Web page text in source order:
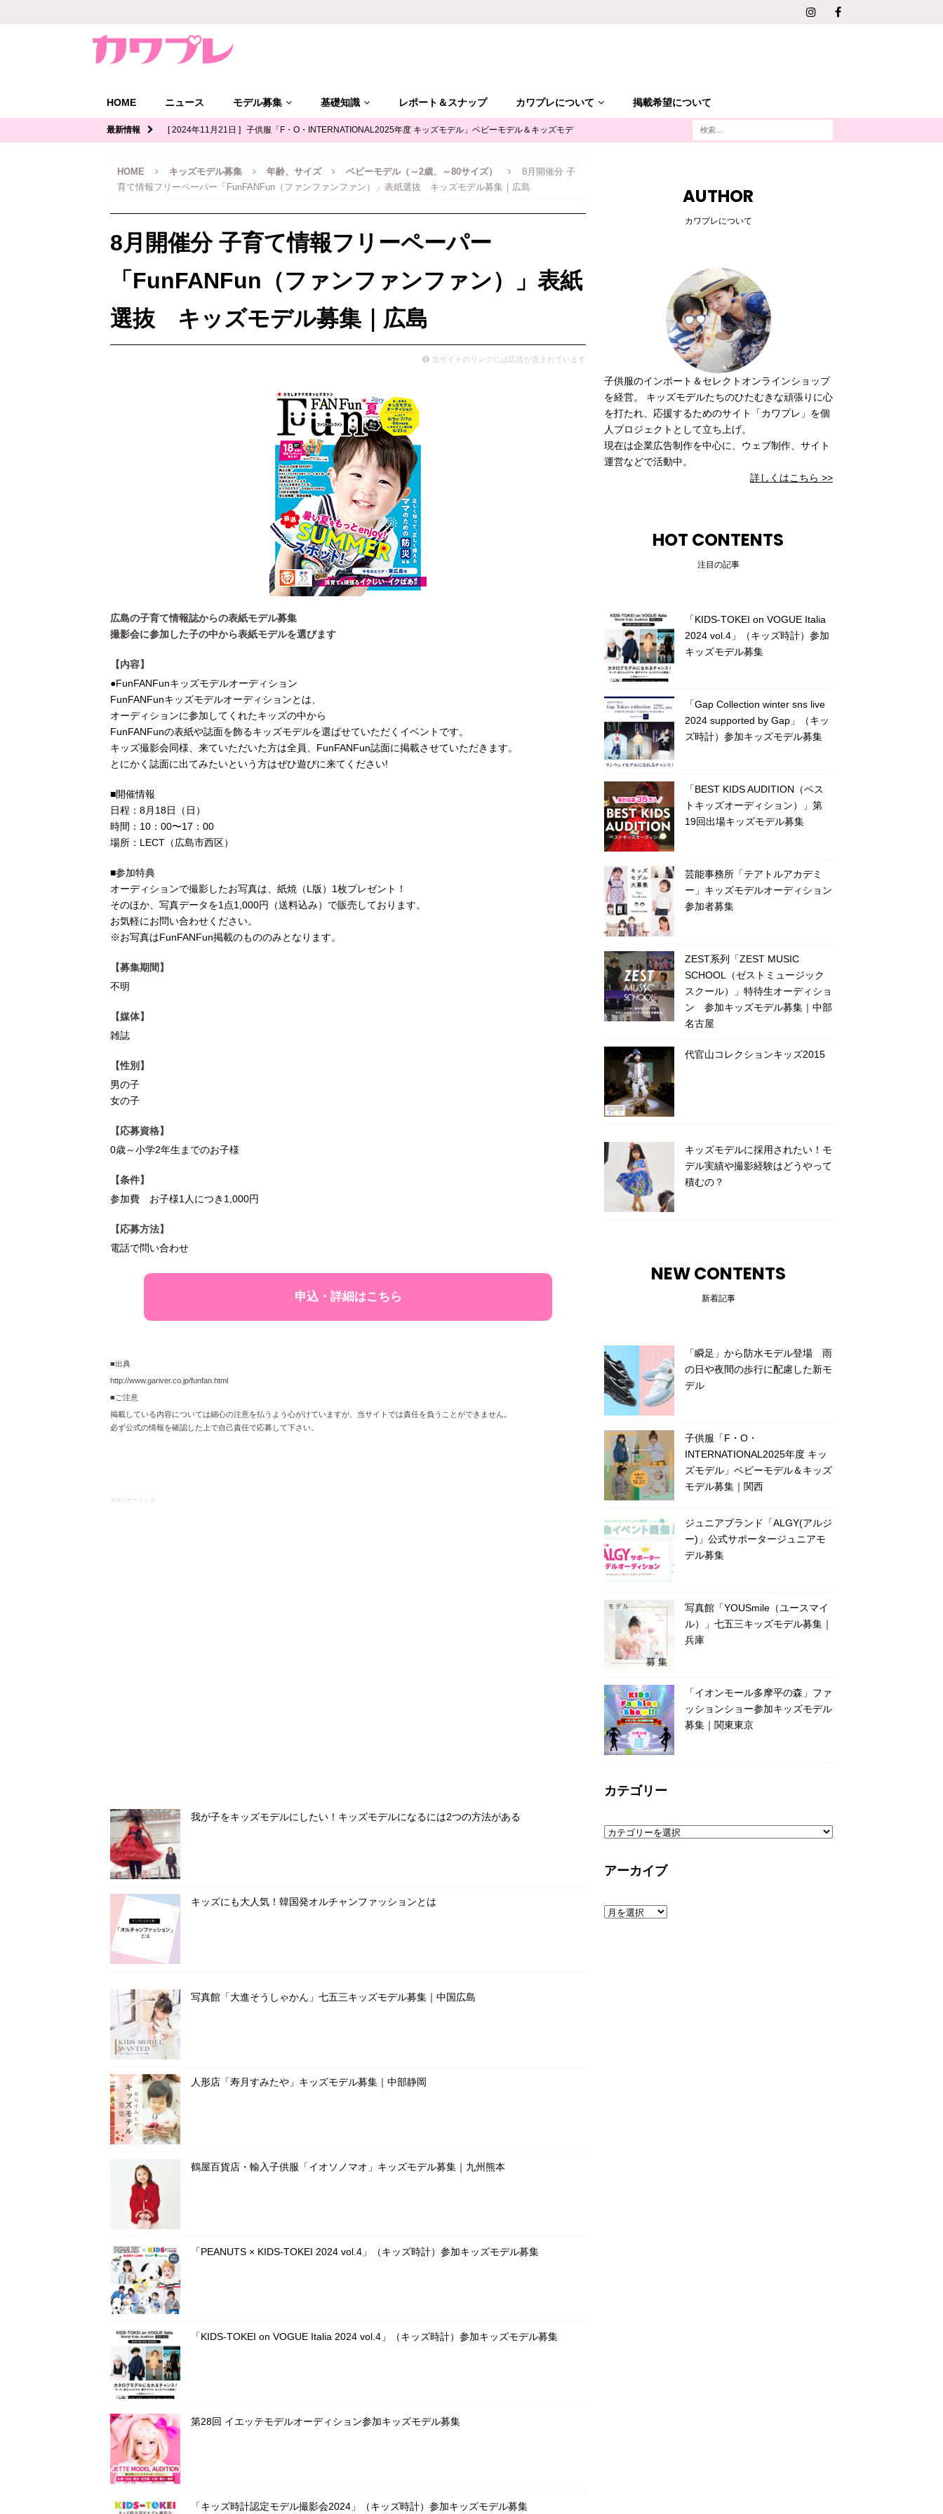
HOME ニュース モデル募集 基礎知識 レポート＆スナップ カワプレについて 掲載希望について
最新情報 [ 2024年11月21日 ] 子供服「F・O・INTERNATIONAL2025年度 キッズモデル」ベビーモデル＆キッズモデ
[ 2024年11月12日 ] ジュニアブランド「ALGY(アルジー)」公式サポータージュニアモデル募集 キッズモ
ル募集
[ 2024年11月8日 ] 「イオンモール多摩平の森」ファッションショー参加キッズモデル募集｜関東東京 キ
[ 2026年3月12日 ] 「瞬足」から防水モデル登場 雨の日や夜間の歩行に配慮した新モデル
HOME キッズモデル募集 年齢、サイズ ベビーモデル（～2歳、～80サイズ）
8月開催分 子
育て情報フリーペーパー「FunFANFun（ファンファンファン）」表紙選抜 キッズモデル募集｜広島
8月開催分 子育て情報フリーペーパー
「FunFANFun（ファンファンファン）」表紙
選抜 キッズモデル募集｜広島
当サイトのリンクには広告が含まれています
広島の子育て情報誌からの表紙モデル募集
撮影会に参加した子の中から表紙モデルを選びます
【内容】
●FunFANFunキッズモデルオーディション
FunFANFunキッズモデルオーディションとは、
オーディションに参加してくれたキッズの中から
FunFANFunの表紙や誌面を飾るキッズモデルを選ばせていただくイベントです。
キッズ撮影会同様、来ていただいた方は全員、FunFANFun誌面に掲載させていただきます。
とにかく誌面に出てみたいという方はぜひ遊びに来てください!
■開催情報
日程：8月18日（日）
時間：10：00〜17：00
場所：LECT（広島市西区）
■参加特典
オーディションで撮影したお写真は、紙焼（L版）1枚プレゼント！
そのほか、写真データを1点1,000円（送料込み）で販売しております。
お気軽にお問い合わせください。
※お写真はFunFANFun掲載のもののみとなります。
【募集期間】
不明
【媒体】
雑誌
【性別】
男の子
女の子
【応募資格】
0歳～小学2年生までのお子様
【条件】
参加費 お子様1人につき1,000円
【応募方法】
電話で問い合わせ
申込・詳細はこちら
■出典
http://www.gariver.co.jp/funfan.html
■ご注意
掲載している内容については細心の注意を払うよう心がけていますが、当サイトでは責任を負うことができません。
必ず公式の情報を確認した上で自己責任で応募して下さい。
スポンサーリンク
我が子をキッズモデルにしたい！キッズモデルになるには2つの方法がある
キッズにも大人気！韓国発オルチャンファッションとは
写真館「大進そうしゃかん」七五三キッズモデル募集｜中国広島
人形店「寿月すみたや」キッズモデル募集｜中部静岡
鶴屋百貨店・輸入子供服「イオソノマオ」キッズモデル募集｜九州熊本
「PEANUTS × KIDS-TOKEI 2024 vol.4」（キッズ時計）参加キッズモデル募集
「KIDS-TOKEI on VOGUE Italia 2024 vol.4」（キッズ時計）参加キッズモデル募集
第28回 イエッテモデルオーディション参加キッズモデル募集
「キッズ時計認定モデル撮影会2024」（キッズ時計）参加キッズモデル募集
AUTHOR
カワプレについて
子供服のインポート＆セレクトオンラインショップ
を経営。 キッズモデルたちのひたむきな頑張りに心
を打たれ、応援するためのサイト「カワプレ」を個
人プロジェクトとして立ち上げ。
現在は企業広告制作を中心に、ウェブ制作、サイト
運営などで活動中。
詳しくはこちら >>
HOT CONTENTS
注目の記事
「KIDS-TOKEI on VOGUE Italia
2024 vol.4」（キッズ時計）参加
キッズモデル募集
「Gap Collection winter sns live
2024 supported by Gap」（キッ
ズ時計）参加キッズモデル募集
「BEST KIDS AUDITION（ベス
トキッズオーディション）」第
19回出場キッズモデル募集
芸能事務所「テアトルアカデミ
ー」キッズモデルオーディション
参加者募集
ZEST系列「ZEST MUSIC
SCHOOL（ゼストミュージック
スクール）」特待生オーディショ
ン 参加キッズモデル募集｜中部
名古屋
代官山コレクションキッズ2015
キッズモデルに採用されたい！モ
デル実績や撮影経験はどうやって
積むの？
NEW CONTENTS
新着記事
「瞬足」から防水モデル登場 雨
の日や夜間の歩行に配慮した新モ
デル
子供服「F・O・
INTERNATIONAL2025年度 キッ
ズモデル」ベビーモデル＆キッズ
モデル募集｜関西
ジュニアブランド「ALGY(アルジ
ー)」公式サポータージュニアモ
デル募集
写真館「YOUSmile（ユースマイ
ル）」七五三キッズモデル募集｜
兵庫
「イオンモール多摩平の森」ファ
ッションショー参加キッズモデル
募集｜関東東京
カテゴリー
アーカイブ